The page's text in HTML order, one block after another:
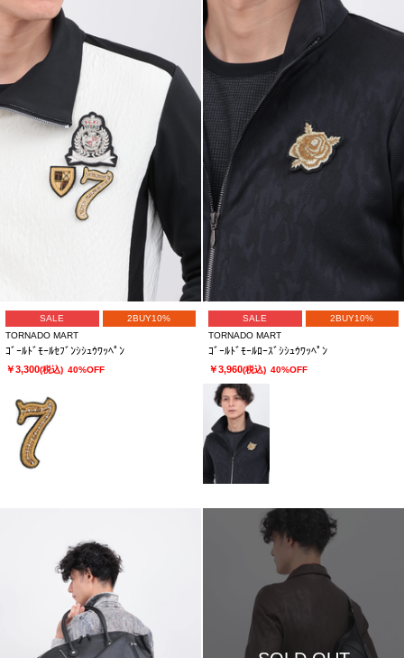
SALE
2BUY10%
TORNADO MART
ｺﾞｰﾙﾄﾞﾓｰﾙｾﾌﾞﾝｼｼｭｳﾜｯﾍﾟﾝ
￥3,300(税込) 40%OFF
SALE
2BUY10%
TORNADO MART
ｺﾞｰﾙﾄﾞﾓｰﾙﾛｰｽﾞｼｼｭｳﾜｯﾍﾟﾝ
￥3,960(税込) 40%OFF